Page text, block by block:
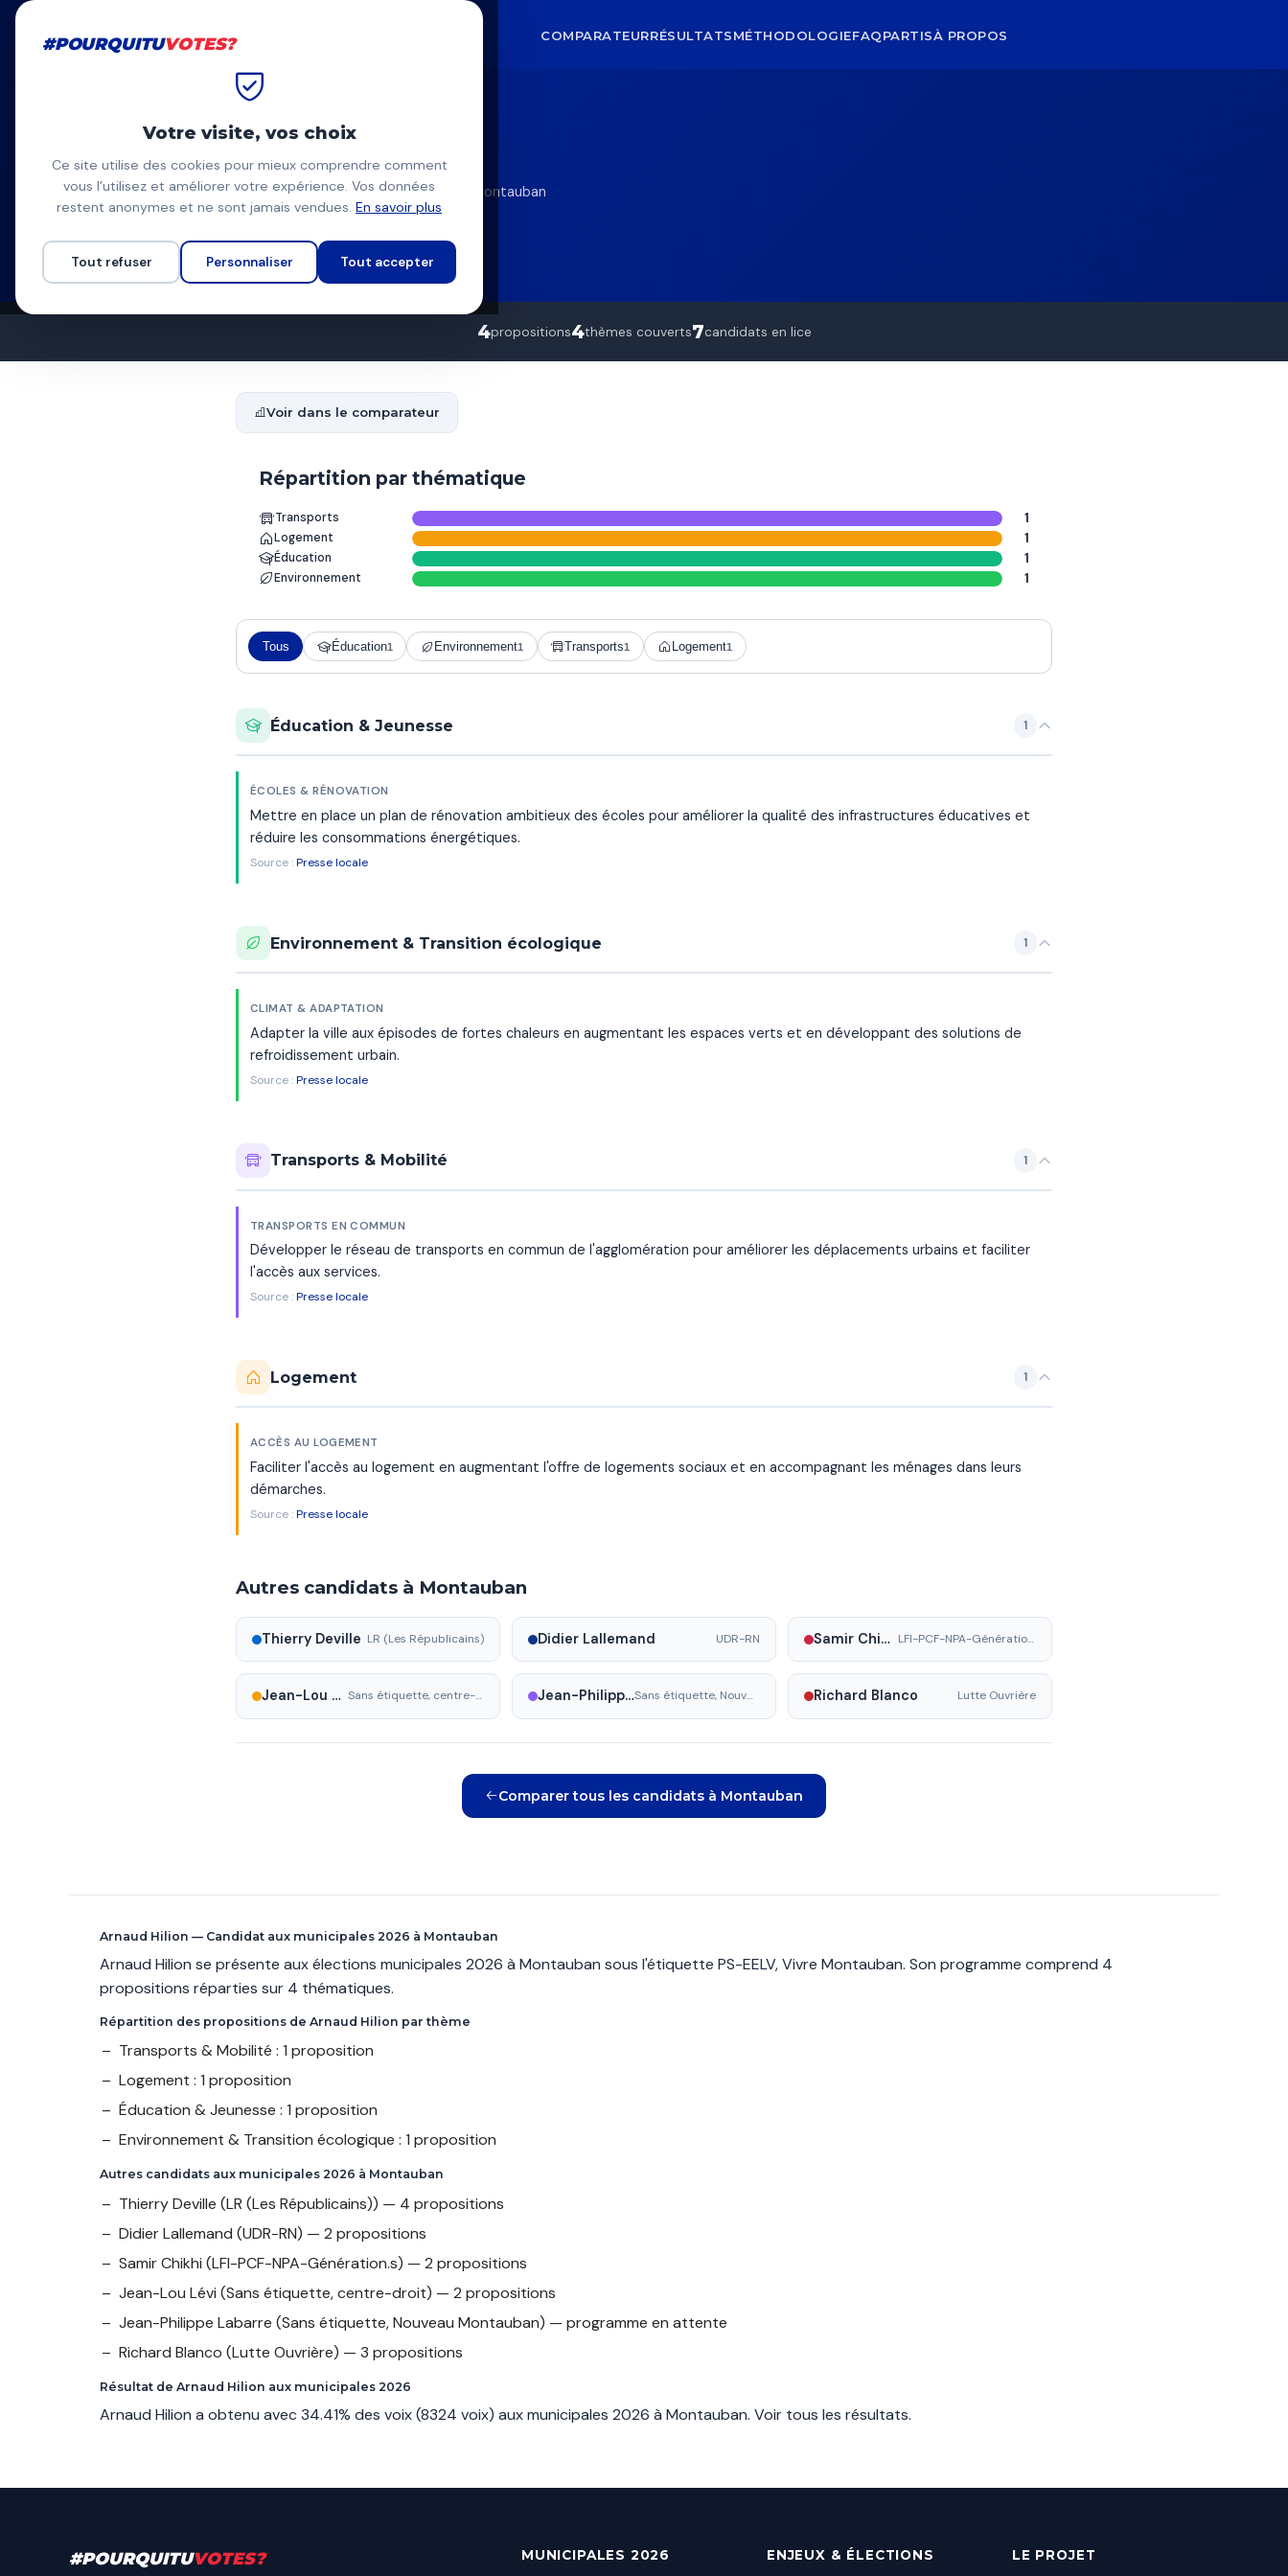
#POURQUITU COMPARATEURRÉSULTATSMÉTHODOLOGIEFAQPARTISÀ PROPOS
AH
Arnaud Hilion
PS-EELV, Vivre Montauban — Montauban
Liste d'union à gauche
Programme à venir
4propositions4thèmes couverts7candidats en lice
Voir dans le comparateur
Répartition par thématique
Transports 1
Logement 1
Éducation 1
Environnement 1
Tous Éducation1 Environnement1 Transports1 Logement1
Éducation & Jeunesse 1
ÉCOLES & RÉNOVATION
Mettre en place un plan de rénovation ambitieux des écoles pour améliorer la qualité des infrastructures éducatives et
réduire les consommations énergétiques.
Source :Presse locale
Environnement & Transition écologique 1
CLIMAT & ADAPTATION
Adapter la ville aux épisodes de fortes chaleurs en augmentant les espaces verts et en développant des solutions de
refroidissement urbain.
Source :Presse locale
Transports & Mobilité 1
TRANSPORTS EN COMMUN
Développer le réseau de transports en commun de l'agglomération pour améliorer les déplacements urbains et faciliter
l'accès aux services.
Source :Presse locale
Logement 1
ACCÈS AU LOGEMENT
Faciliter l'accès au logement en augmentant l'offre de logements sociaux et en accompagnant les ménages dans leurs
démarches.
Source :Presse locale
Autres candidats à Montauban
Thierry Deville LR (Les Républicains) Didier Lallemand UDR-RN Samir Chikhi LFI-PCF-NPA-Génération.s
Jean-Lou Lévi Sans étiquette, centre-droit Jean-Philippe Labarre Sans étiquette, Nouveau Montauban Richard Blanco Lutte Ouvrière
Comparer tous les candidats à Montauban
Arnaud Hilion — Candidat aux municipales 2026 à Montauban
Arnaud Hilion se présente aux élections municipales 2026 à Montauban sous l'étiquette PS-EELV, Vivre Montauban. Son programme comprend 4
propositions réparties sur 4 thématiques.
Répartition des propositions de Arnaud Hilion par thème
Transports & Mobilité : 1 proposition
Logement : 1 proposition
Éducation & Jeunesse : 1 proposition
Environnement & Transition écologique : 1 proposition
Autres candidats aux municipales 2026 à Montauban
Thierry Deville (LR (Les Républicains)) — 4 propositions
Didier Lallemand (UDR-RN) — 2 propositions
Samir Chikhi (LFI-PCF-NPA-Génération.s) — 2 propositions
Jean-Lou Lévi (Sans étiquette, centre-droit) — 2 propositions
Jean-Philippe Labarre (Sans étiquette, Nouveau Montauban) — programme en attente
Richard Blanco (Lutte Ouvrière) — 3 propositions
Résultat de Arnaud Hilion aux municipales 2026
Arnaud Hilion a obtenu avec 34.41% des voix (8324 voix) aux municipales 2026 à Montauban. Voir tous les résultats.
#POURQUITUVOTES? MUNICIPALES 2026 ENJEUX & ÉLECTIONS LE PROJET
#POURQUITUVOTES?
Votre visite, vos choix
Ce site utilise des cookies pour mieux comprendre comment
vous l’utilisez et améliorer votre expérience. Vos données
restent anonymes et ne sont jamais vendues. En savoir plus
Tout refuser Personnaliser Tout accepter